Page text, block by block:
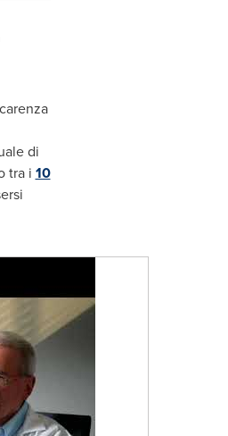
di
tra i 10